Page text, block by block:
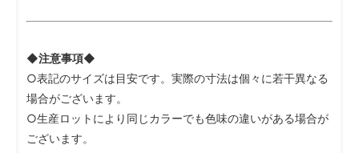
◆注意事項◆
○表記のサイズは目安です。実際の寸法は個々に若干異なる
場合がございます。
○生産ロットにより同じカラーでも色味の違いがある場合が
ございます。